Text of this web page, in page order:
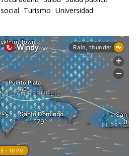
social Turismo Universidad